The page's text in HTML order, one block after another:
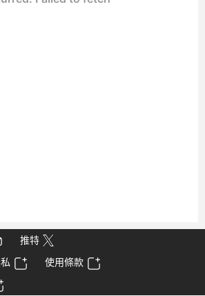
推特
使用條款